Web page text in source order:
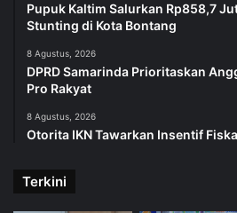
Pupuk Kaltim Salurkan Rp858,7
Stunting di Kota Bontang
8 Agustus, 2026
DPRD Samarinda Prioritaskan
Pro Rakyat
8 Agustus, 2026
Otorita IKN Tawarkan Insentif
Terkini